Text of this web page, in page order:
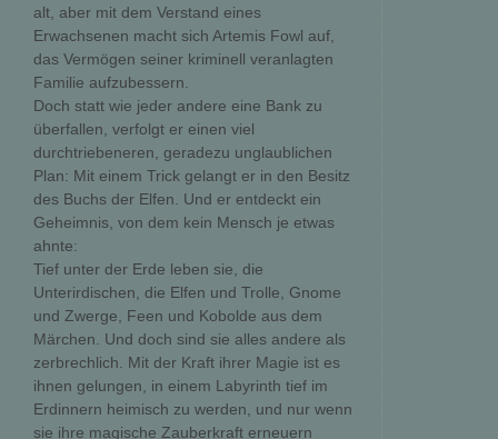
alt, aber mit dem Verstand eines
Erwachsenen macht sich Artemis Fowl auf,
das Vermögen seiner kriminell veranlagten
Familie aufzubessern.
Doch statt wie jeder andere eine Bank zu
überfallen, verfolgt er einen viel
durchtriebeneren, geradezu unglaublichen
Plan: Mit einem Trick gelangt er in den Besitz
des Buchs der Elfen. Und er entdeckt ein
Geheimnis, von dem kein Mensch je etwas
ahnte:
Tief unter der Erde leben sie, die
Unterirdischen, die Elfen und Trolle, Gnome
und Zwerge, Feen und Kobolde aus dem
Märchen. Und doch sind sie alles andere als
zerbrechlich. Mit der Kraft ihrer Magie ist es
ihnen gelungen, in einem Labyrinth tief im
Erdinnern heimisch zu werden, und nur wenn
sie ihre magische Zauberkraft erneuern